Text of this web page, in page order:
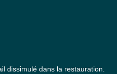
dissimulé dans la restauration.